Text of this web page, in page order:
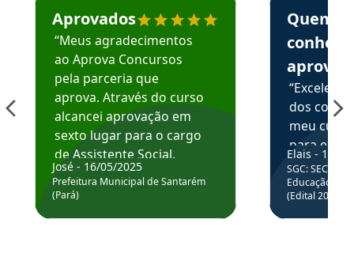
Aprovados
“Meus agradecimentos
ao Aprova Concursos
pela parceria que
aprova. Através do curso
alcancei aprovação em
sexto lugar para o cargo
de Assistente Social.
Hoje estou atuando na
Prefeitura de Santarém.
José - 16/05/2025
Prefeitura Municipal de Santarém
(Pará)
Quem
aprova
dos
meu
para
colocar
através
de
Elais - 15/
SGC: SEC BA
Educação
(Edital